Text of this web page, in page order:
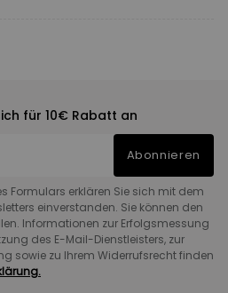
für 10€ Rabatt an
Abonnieren
Formulars erklären Sie sich mit dem
einverstanden. Sie können den
Informationen zur Erfolgsmessung
des E-Mail-Dienstleisters, zur
sowie zu Ihrem Widerrufsrecht finden